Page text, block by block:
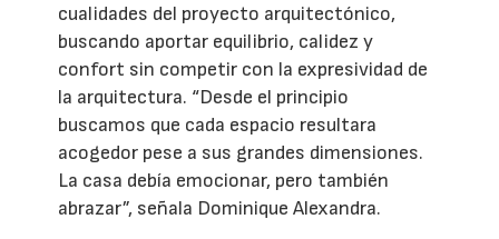
cualidades del proyecto arquitectónico,
buscando aportar equilibrio, calidez y
confort sin competir con la expresividad de
la arquitectura. “Desde el principio
buscamos que cada espacio resultara
acogedor pese a sus grandes dimensiones.
La casa debía emocionar, pero también
abrazar”, señala Dominique Alexandra.